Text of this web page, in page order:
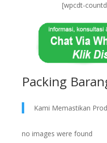
[wpcdt-
Packing
Kami Memastikan
no images were found